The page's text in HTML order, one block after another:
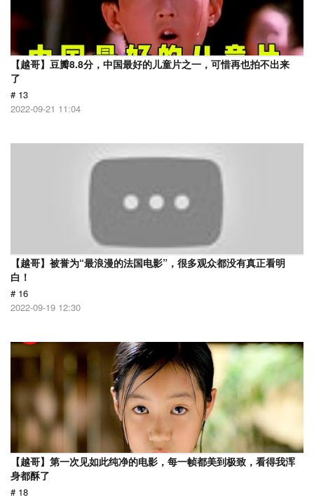
【越哥】豆瓣8.8分，中国最好的儿童片之一，可惜再也拍不出来
了
# 13
2022-09-21 11:04
【越哥】被誉为“最浪漫的法国电影”，很多观众都没有真正看明
白！
# 16
2022-09-19 12:30
【越哥】第一次见如此纯净的电影，每一帧都美到极致，看得我浑
身都酥了
# 18